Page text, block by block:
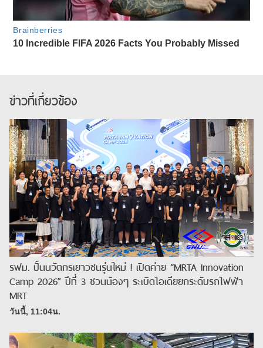
ข่าวที่เกี่ยวข้อง
รฟม. ปั้นนวัตกรเยาวชนรุ่นใหม่ ! เปิดค่าย “MRTA Innovation
Camp 2026” ปีที่ 3 ชวนน้องๆ ระเบิดไอเดียยกระดับรถไฟฟ้า
MRT
วันนี้, 11:04น.